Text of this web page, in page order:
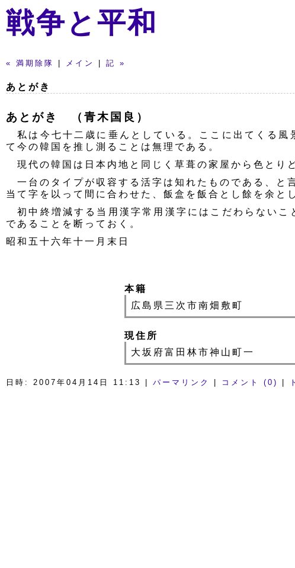
戦争と平和
« 満期除隊 メイン 記 »
あとがき
あとがき （青木国良）
私は今七十二歳に垂んとしている。ここに出てくる風
て今の韓国を推し測ることは無理である。
現代の韓国は日本内地と同じく草葺の家屋から色とり
一台のタイプが収容する活字は知れたものである、と
当て字を以って間に合わせた、飯盒を飯合とし餘を余と
初中終増減する当用漢字常用漢字にはこだわらないこ
であることを断っておく。
昭和五十六年十一月末日
本籍
広島県三次市南畑敷町
現住所
大坂府富田林市神山町一
日時: 2007年04月14日 11:13 パーマリンク コメント (0)